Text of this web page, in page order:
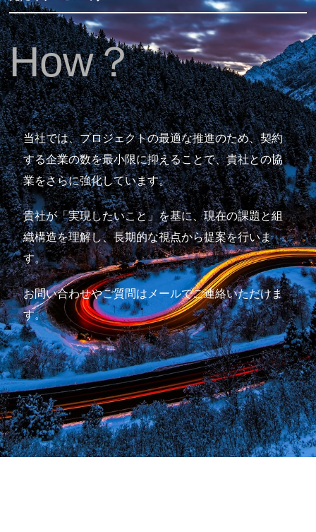
How？
当社では、プロジェクトの最適な推進のため、契約
する企業の数を最小限に抑えることで、貴社との協
業をさらに強化しています。
貴社が「実現したいこと」を基に、現在の課題と組
織構造を理解し、長期的な視点から提案を行いま
す。
お問い合わせやご質問はメールでご連絡いただけま
す。